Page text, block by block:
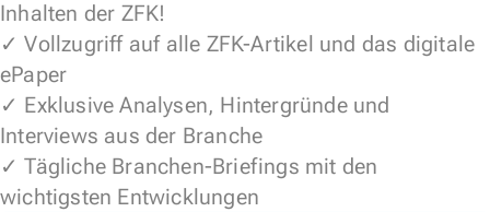
Inhalten der ZFK!
✓ Vollzugriff auf alle ZFK-Artikel und das digitale
ePaper
✓ Exklusive Analysen, Hintergründe und
Interviews aus der Branche
✓ Tägliche Branchen-Briefings mit den
wichtigsten Entwicklungen